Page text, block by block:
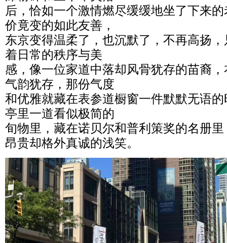
后，恰如一个激情燃尽缓缓地坐了下来
价竟变的如此友善，
东京变得温柔了，也沉默了，不再高扬
着日常的秩序与美
感，像一位家道中落却风骨犹存的苗裔
气韵犹存，那份气度
和优雅就藏在表参道橱窗一件默默无语
亭里一道看似极简的
旬物里，藏在诺贝尔和普利策奖的名册
昂贵却格外真诚的浅笑。